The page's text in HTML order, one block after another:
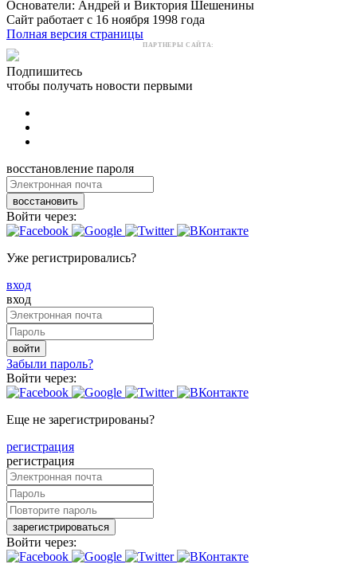
Основатели: Андрей и Виктория Шешенины
Сайт работает с 16 ноября 1998 года
Полная версия страницы
ПАРТНЕРЫ САЙТА:
Подпишитесь
чтобы получать новости первыми
восстановление пароля
восстановить
Войти через:
Уже регистрировались?
вход
вход
войти
Забыли пароль?
Войти через:
Еще не зарегистрированы?
регистрация
регистрация
зарегистрироваться
Войти через: